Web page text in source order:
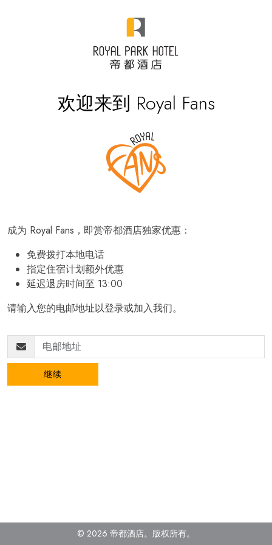
欢迎来到 Royal Fans
成为 Royal Fans，即赏帝都酒店独家优惠：
免费拨打本地电话
指定住宿计划额外优惠
延迟退房时间至 13:00
请输入您的电邮地址以登录或加入我们。
继续
© 2026 帝都酒店。 版权所有。